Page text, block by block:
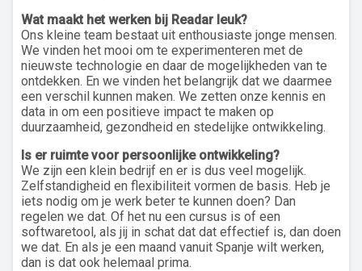
Wat maakt het werken bij Readar leuk?
Ons kleine team bestaat uit enthousiaste jonge mensen.
We vinden het mooi om te experimenteren met de
nieuwste technologie en daar de mogelijkheden van te
ontdekken. En we vinden het belangrijk dat we daarmee
een verschil kunnen maken. We zetten onze kennis en
data in om een positieve impact te maken op
duurzaamheid, gezondheid en stedelijke ontwikkeling.
Is er ruimte voor persoonlijke ontwikkeling?
We zijn een klein bedrijf en er is dus veel mogelijk.
Zelfstandigheid en flexibiliteit vormen de basis. Heb je
iets nodig om je werk beter te kunnen doen? Dan
regelen we dat. Of het nu een cursus is of een
softwaretool, als jij in schat dat dat effectief is, dan doen
we dat. En als je een maand vanuit Spanje wilt werken,
dan is dat ook helemaal prima.